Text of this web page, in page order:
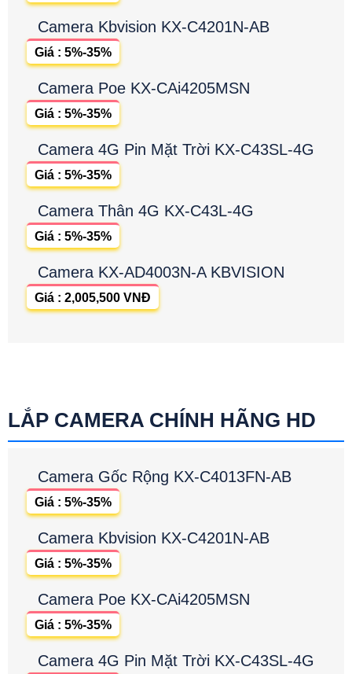
Camera Kbvision KX-C4201N-AB
Giá : 5%-35%
Camera Poe KX-CAi4205MSN
Giá : 5%-35%
Camera 4G Pin Mặt Trời KX-C43SL-4G
Giá : 5%-35%
Camera Thân 4G KX-C43L-4G
Giá : 5%-35%
Camera KX-AD4003N-A KBVISION
Giá : 2,005,500 VNĐ
LẮP CAMERA CHÍNH HÃNG HD
Camera Gốc Rộng KX-C4013FN-AB
Giá : 5%-35%
Camera Kbvision KX-C4201N-AB
Giá : 5%-35%
Camera Poe KX-CAi4205MSN
Giá : 5%-35%
Camera 4G Pin Mặt Trời KX-C43SL-4G